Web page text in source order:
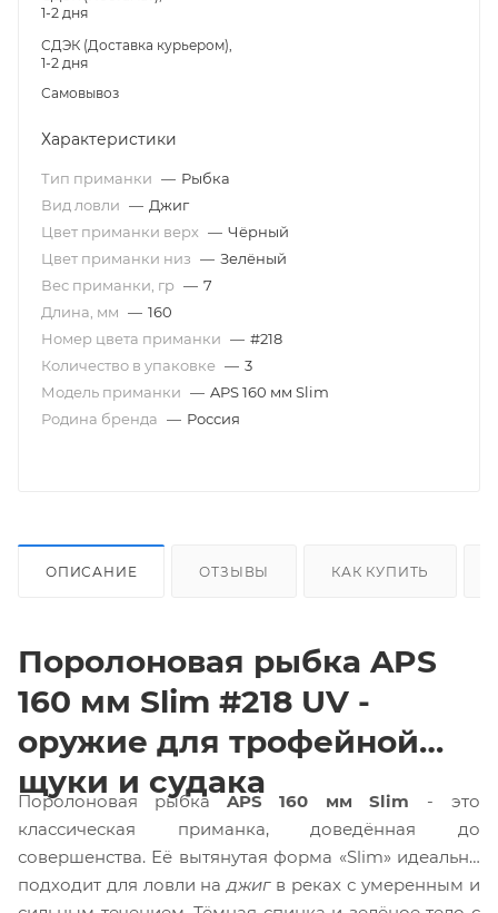
1-2 дня
СДЭК (Доставка курьером),
1-2 дня
Самовывоз
Характеристики
Тип приманки — Рыбка
Вид ловли — Джиг
Цвет приманки верх — Чёрный
Цвет приманки низ — Зелёный
Вес приманки, гр — 7
Длина, мм — 160
Номер цвета приманки — #218
Количество в упаковке — 3
Модель приманки — APS 160 мм Slim
Родина бренда — Россия
ОПИСАНИЕ ОТЗЫВЫ КАК КУПИТЬ
Поролоновая рыбка APS
160 мм Slim #218 UV -
оружие для трофейной
щуки и судака
Поролоновая рыбка APS 160 мм Slim - это
классическая приманка, доведённая до
совершенства. Её вытянутая форма «Slim» идеально
подходит для ловли на джигв реках с умеренным и